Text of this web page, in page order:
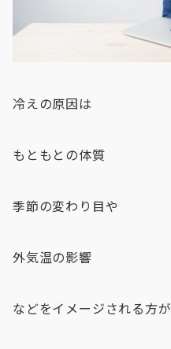
冷えの原因は
もともとの体質
季節の変わり目や
外気温の影響
などをイメージされる方が